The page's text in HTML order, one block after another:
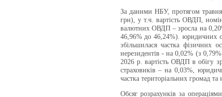
За даними НБУ, протягом
грн), у т.ч. вартість ОВДП,
валютних ОВДП – зросла на
46,96% до 46,24%). юридичних
збільшилася частка
нерезидентів - на 0,02% (з
2026 р. вартість ОВДП в обігу
страховиків – на 0,03%,
частка територіальних громад
Обсяг розрахунків за